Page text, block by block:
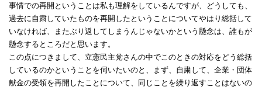
事情での再開ということは私も理解をしているんですが、どうしても、
過去に自粛していたものを再開したということについてやはり総括して
いなければ、またぶり返してしまうんじゃないかという懸念は、誰もが
懸念するところだと思います。
この点につきまして、立憲民主党さんの中でこのときの対応をどう総括
しているのかということを伺いたいのと、まず、自粛して、企業・団体
献金の受領を再開したことについて、同じことを繰り返すことはないの